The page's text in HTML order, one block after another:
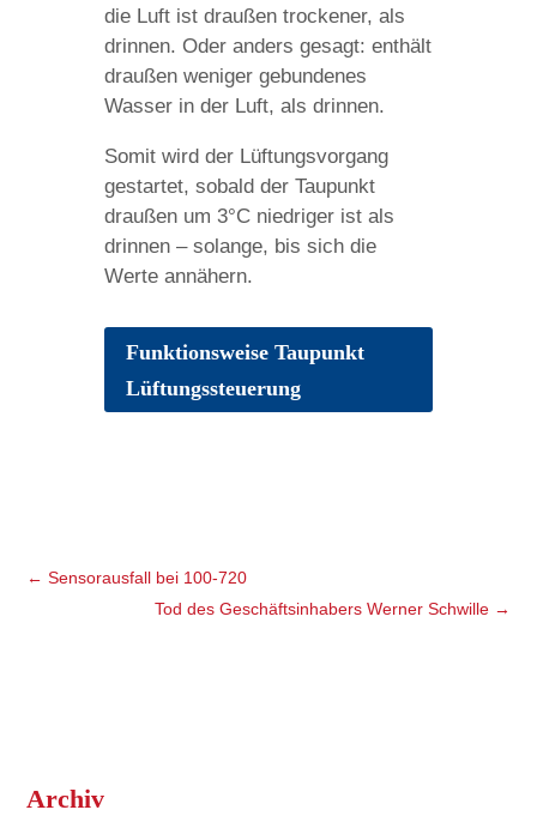
die Luft ist draußen trockener, als
drinnen. Oder anders gesagt: enthält
draußen weniger gebundenes
Wasser in der Luft, als drinnen.
Somit wird der Lüftungsvorgang
gestartet, sobald der Taupunkt
draußen um 3°C niedriger ist als
drinnen – solange, bis sich die
Werte annähern.
Funktionsweise Taupunkt
Lüftungssteuerung
←Sensorausfall bei 100-720
Tod des Geschäftsinhabers Werner Schwille→
Archiv